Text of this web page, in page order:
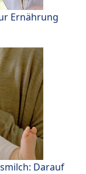
Ernährung
Darauf